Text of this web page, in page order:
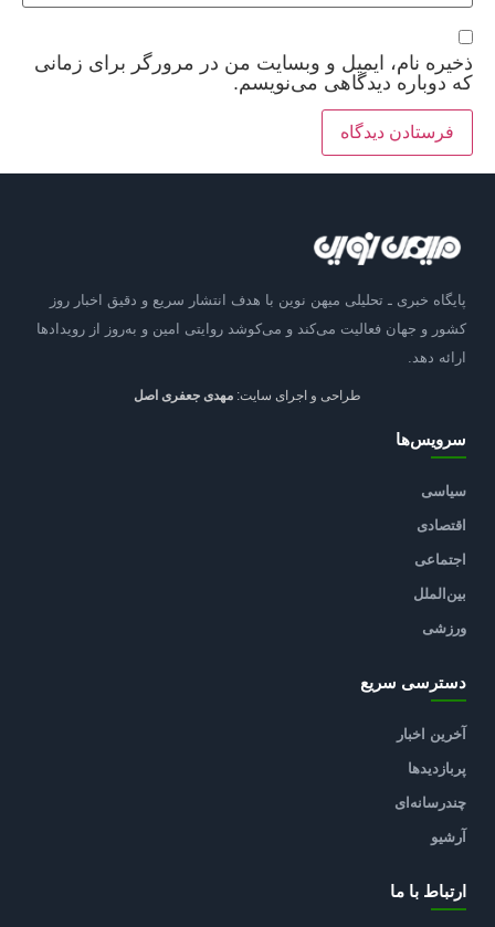
ذخیره نام، ایمیل و وبسایت من در مرورگر برای زمانی
که دوباره دیدگاهی می‌نویسم.
پایگاه خبری ـ تحلیلی میهن نوین با هدف انتشار سریع و دقیق اخبار روز
کشور و جهان فعالیت می‌کند و می‌کوشد روایتی امین و به‌روز از رویدادها
ارائه دهد.
طراحی و اجرای سایت: مهدی جعفری اصل
سرویس‌ها
سیاسی
اقتصادی
اجتماعی
بین‌الملل
ورزشی
دسترسی سریع
آخرین اخبار
پربازدیدها
چندرسانه‌ای
آرشیو
ارتباط با ما